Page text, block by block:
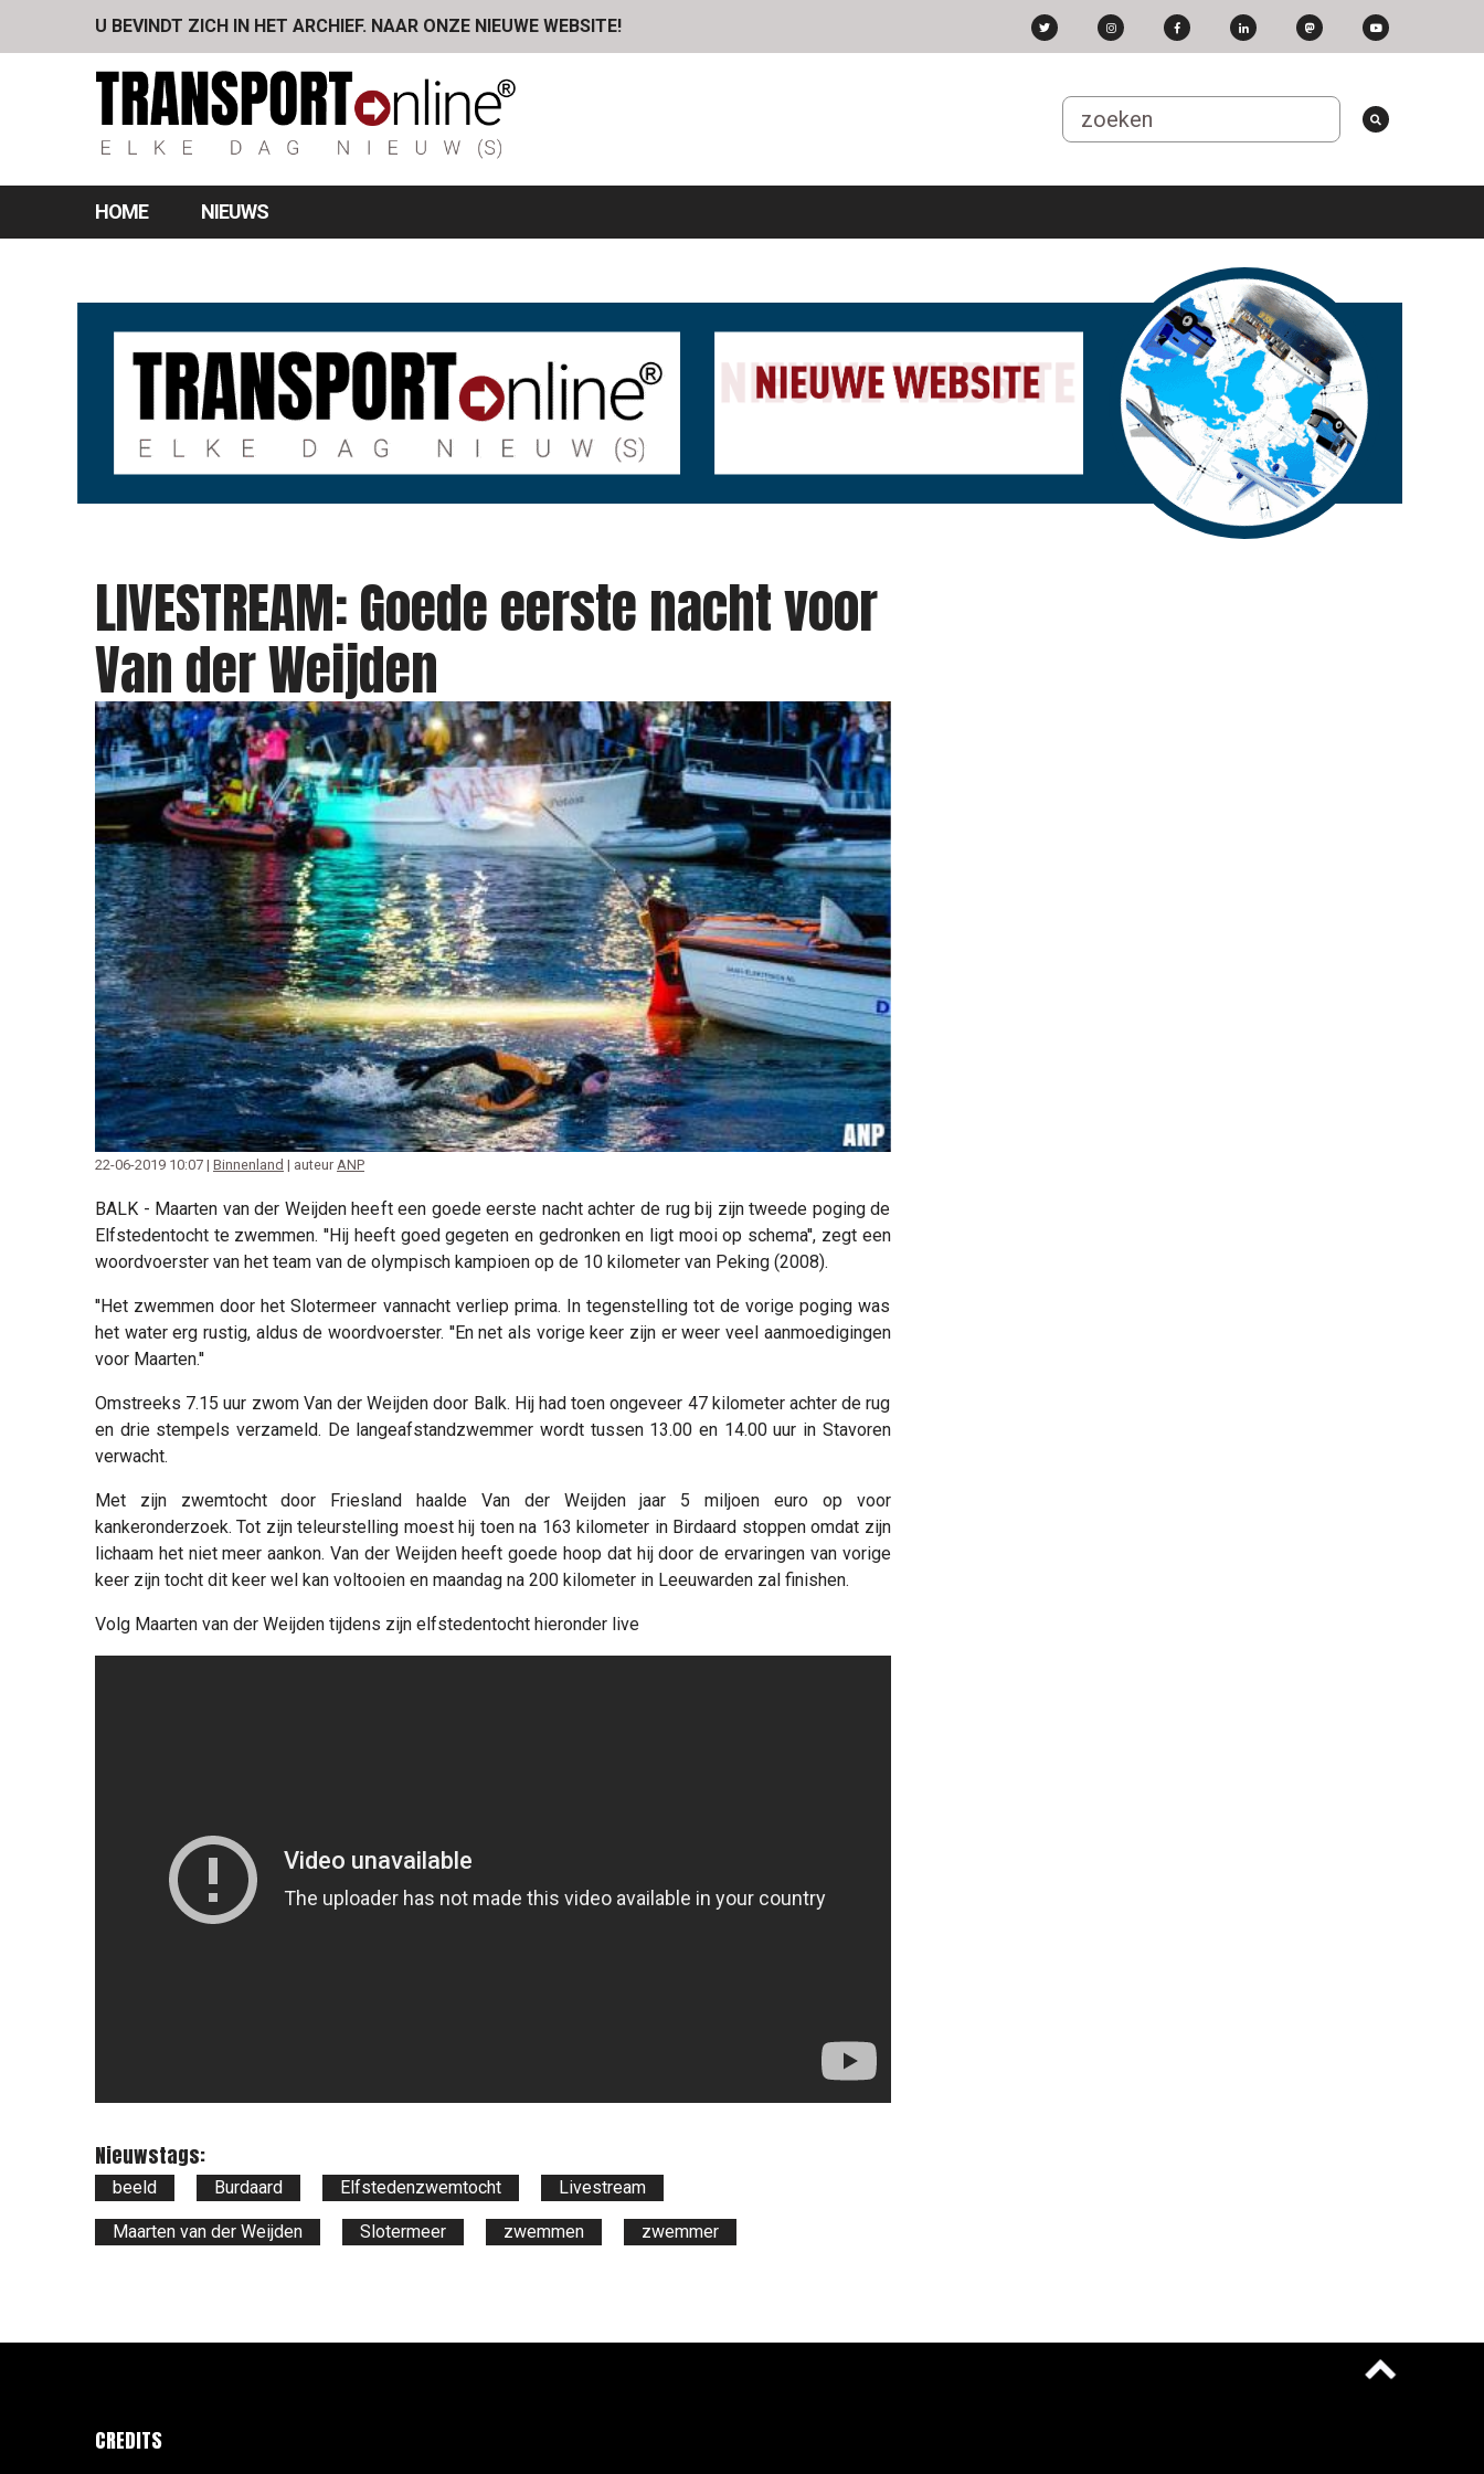
U BEVINDT ZICH IN HET ARCHIEF. NAAR ONZE NIEUWE WEBSITE!
HOME NIEUWS
LIVESTREAM: Goede eerste nacht voor
Van der Weijden
22-06-2019 10:07 | Binnenland | auteur ANP
BALK - Maarten van der Weijden heeft een goede eerste nacht achter de rug bij zijn tweede poging de
Elfstedentocht te zwemmen. ''Hij heeft goed gegeten en gedronken en ligt mooi op schema'', zegt een
woordvoerster van het team van de olympisch kampioen op de 10 kilometer van Peking (2008).
''Het zwemmen door het Slotermeer vannacht verliep prima. In tegenstelling tot de vorige poging was
het water erg rustig, aldus de woordvoerster. ''En net als vorige keer zijn er weer veel aanmoedigingen
voor Maarten.''
Omstreeks 7.15 uur zwom Van der Weijden door Balk. Hij had toen ongeveer 47 kilometer achter de rug
en drie stempels verzameld. De langeafstandzwemmer wordt tussen 13.00 en 14.00 uur in Stavoren
verwacht.
Met zijn zwemtocht door Friesland haalde Van der Weijden jaar 5 miljoen euro op voor
kankeronderzoek. Tot zijn teleurstelling moest hij toen na 163 kilometer in Birdaard stoppen omdat zijn
lichaam het niet meer aankon. Van der Weijden heeft goede hoop dat hij door de ervaringen van vorige
keer zijn tocht dit keer wel kan voltooien en maandag na 200 kilometer in Leeuwarden zal finishen.
Volg Maarten van der Weijden tijdens zijn elfstedentocht hieronder live
Nieuwstags:
beeld Burdaard Elfstedenzwemtocht Livestream
Maarten van der Weijden Slotermeer zwemmen zwemmer
CREDITS